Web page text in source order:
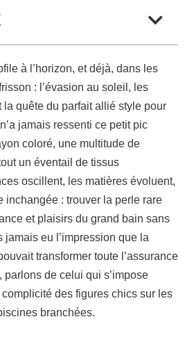
à l’horizon, et déjà, dans les
: l’évasion au soleil, les
quête du parfait allié style pour
jamais ressenti ce petit pic
coloré, une multitude de
un éventail de tissus
oscillent, les matières évoluent,
inchangée : trouver la perle rare
et plaisirs du grand bain sans
jamais eu l’impression que la
transformer toute l’assurance
parlons de celui qui s’impose
des figures chics sur les
branchées.